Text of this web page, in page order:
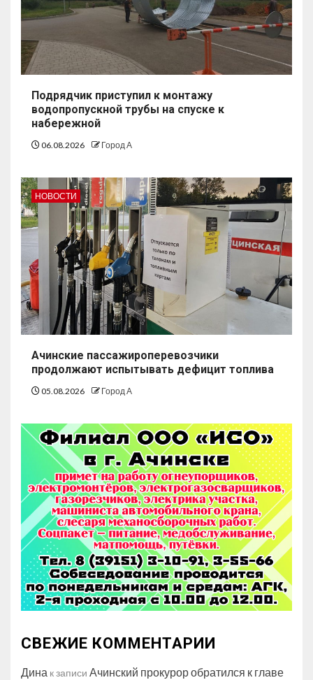
Подрядчик приступил к монтажу
водопропускной трубы на спуске к
набережной
06.08.2026 Город А
НОВОСТИ
Ачинские пассажироперевозчики
продолжают испытывать дефицит топлива
05.08.2026 Город А
СВЕЖИЕ КОММЕНТАРИИ
Дина к записи Ачинский прокурор обратился к главе